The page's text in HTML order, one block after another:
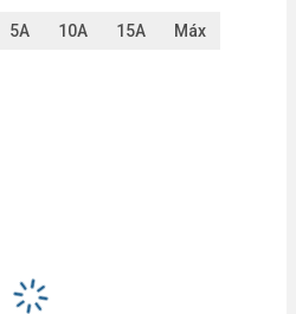
5A 10A 15A Máx